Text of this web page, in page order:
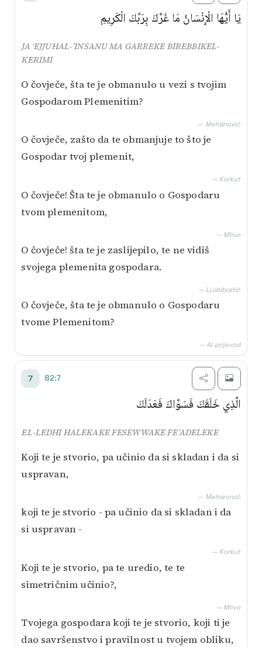
يَا أَيُّهَا الْإِنْسَانُ مَا غَرَّكَ بِرَبِّكَ الْكَرِيمِ
JA ‘EJJUHAL-’INSANU MA GARREKE BIREBBIKEL-
KERIMI
O čovječe, šta te je obmanulo u vezi s tvojim
Gospodarom Plemenitim?
— Mehanović
O čovječe, zašto da te obmanjuje to što je
Gospodar tvoj plemenit,
— Korkut
O čovječe! Šta te je obmanulo o Gospodaru
tvom plemenitom,
— Mlivo
O čovječe! šta te je zaslijepilo, te ne vidiš
svojega plemenita gospodara.
— Ljubibratić
O čovječe, šta te je obmanulo o Gospodaru
tvome Plemenitom?
— AI prijevod
7 82:7
الَّذِي خَلَقَكَ فَسَوَّاكَ فَعَدَلَكَ
EL-LEDHI HALEKAKE FESEWWAKE FE’ADELEKE
Koji te je stvorio, pa učinio da si skladan i da si
uspravan,
— Mehanović
koji te je stvorio - pa učinio da si skladan i da
si uspravan -
— Korkut
Koji te je stvorio, pa te uredio, te te
simetričnim učinio?,
— Mlivo
Tvojega gospodara koji te je stvorio, koji ti je
dao savršenstvo i pravilnost u tvojem obliku,